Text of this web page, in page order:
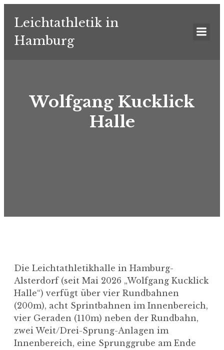
Leichtathletik in
Hamburg
Wolfgang Kucklick
Halle
Die Leichtathletikhalle in Hamburg-
Alsterdorf (seit Mai 2026 „Wolfgang Kucklick
Halle“) verfügt über vier Rundbahnen
(200m), acht Sprintbahnen im Innenbereich,
vier Geraden (110m) neben der Rundbahn,
zwei Weit/Drei-Sprung-Anlagen im
Innenbereich, eine Sprunggrube am Ende